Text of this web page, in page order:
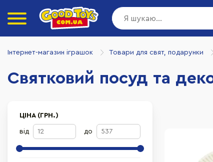
Інтернет-магазин іграшок Товари для свят, подарунки
Святковий посуд та
ЦІНА (ГРН.)
від до